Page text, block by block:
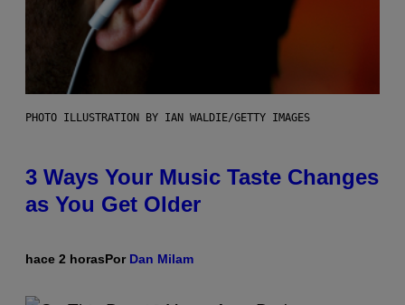
PHOTO ILLUSTRATION BY IAN WALDIE/GETTY IMAGES
3 Ways Your Music Taste Changes
as You Get Older
hace 2 horasPor Dan Milam